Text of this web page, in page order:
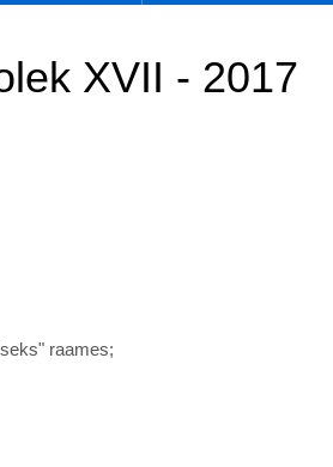
XVII - 2017
raames;